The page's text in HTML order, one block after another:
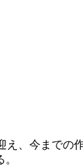
え、今ま